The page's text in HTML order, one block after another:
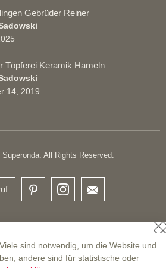
Gebrüder Reiner
Töpferei Keramik Hameln
14, 2019
All Rights Reserved.
sind notwendig, um die Website und
andere sind für statistische oder